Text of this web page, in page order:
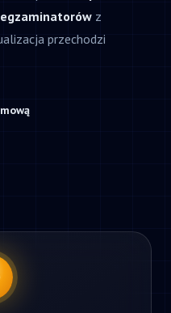
z
przechodzi